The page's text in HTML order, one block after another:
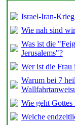
Israel-Iran-
Wie nah sind
Was ist die
Jerusalems"?
Wer ist die Frau
Warum bei 7
Wie geht
Welche